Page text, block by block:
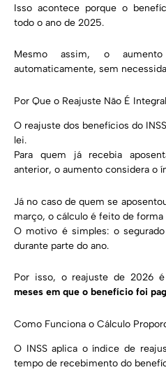
Isso acontece porque o
todo o ano de 2025.
Mesmo assim, o
automaticamente, sem
Por Que o Reajuste Não É
O reajuste dos benefícios do
lei.
Para quem já recebia
anterior, o aumento considera o
Já no caso de quem se
março, o cálculo é feito de
O motivo é simples: o
durante parte do ano.
Por isso, o reajuste de 2026 é
meses em que o benefício foi
Como Funciona o Cálculo
O INSS aplica o índice de
tempo de recebimento do